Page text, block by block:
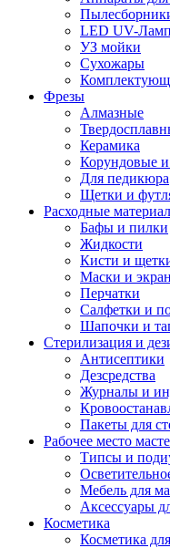
LED UV-
УЗ мойки
Сухожары
Фрезы
Алмазные
Керамика
Корундовые
Для педикюра
Щетки и
Расходные
Бафы и пилки
Жидкости
Кисти и
Маски и
Перчатки
Салфетки и
Шапочки и
Стерилизация и
Антисептики
Дезсредства
Журналы и
Пакеты для
Рабочее место
Типсы и
Мебель для
Аксессуары
Косметика
Косметика